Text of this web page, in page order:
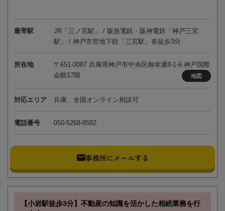
最寄駅
JR「三ノ宮駅」 / 阪急電鉄・阪神電鉄「神戸三宮
駅」 / 神戸市営地下鉄「三宮駅」各徒歩3分
所在地
〒651-0087 兵庫県神戸市中央区御幸通8-1-6 神戸国際
会館17階
地図
対応エリア 兵庫、全国オンライン相談可
電話番号 050-5268-8582
事務所にメールする
【小岩駅徒歩3分】不動産の知識を活かした相続業務を行